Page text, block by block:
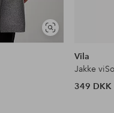
Se
lignende
Vila
Jakke
349 DKK